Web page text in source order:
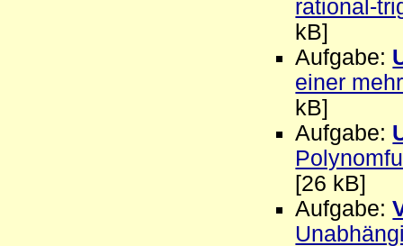
rational-
kB]
Aufgabe:
einer
kB]
Aufgabe:
[26 kB]
Aufgabe: